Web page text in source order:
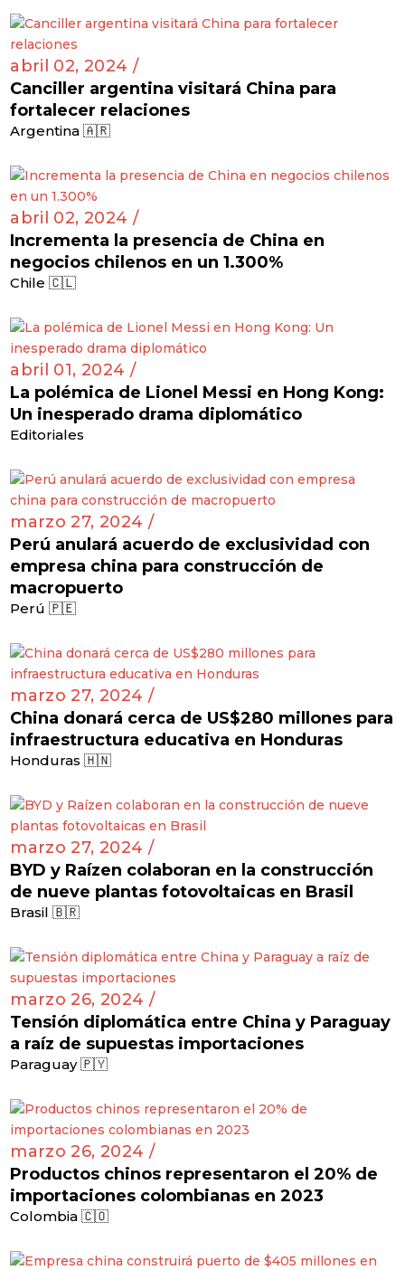
abril 02, 2024 /
Canciller argentina visitará China para
fortalecer relaciones
Argentina 🇦🇷
abril 02, 2024 /
Incrementa la presencia de China en
negocios chilenos en un 1.300%
Chile 🇨🇱
abril 01, 2024 /
La polémica de Lionel Messi en Hong Kong:
Un inesperado drama diplomático
Editoriales
marzo 27, 2024 /
Perú anulará acuerdo de exclusividad con
empresa china para construcción de
macropuerto
Perú 🇵🇪
marzo 27, 2024 /
China donará cerca de US$280 millones para
infraestructura educativa en Honduras
Honduras 🇭🇳
marzo 27, 2024 /
BYD y Raízen colaboran en la construcción
de nueve plantas fotovoltaicas en Brasil
Brasil 🇧🇷
marzo 26, 2024 /
Tensión diplomática entre China y Paraguay
a raíz de supuestas importaciones
Paraguay 🇵🇾
marzo 26, 2024 /
Productos chinos representaron el 20% de
importaciones colombianas en 2023
Colombia 🇨🇴